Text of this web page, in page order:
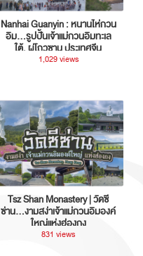
Nanhai Guanyin : หนานไห่กวน
อิม...รูปปั้นเจ้าแม่กวนอิมทะเล
ใต้, ผู่โถวซาน ประเทศจีน
1,029 views
Tsz Shan Monastery | วัดซี
ซ่าน…งามสง่าเจ้าแม่กวนอิมองค์
ใหญ่แห่งฮ่องกง
831 views